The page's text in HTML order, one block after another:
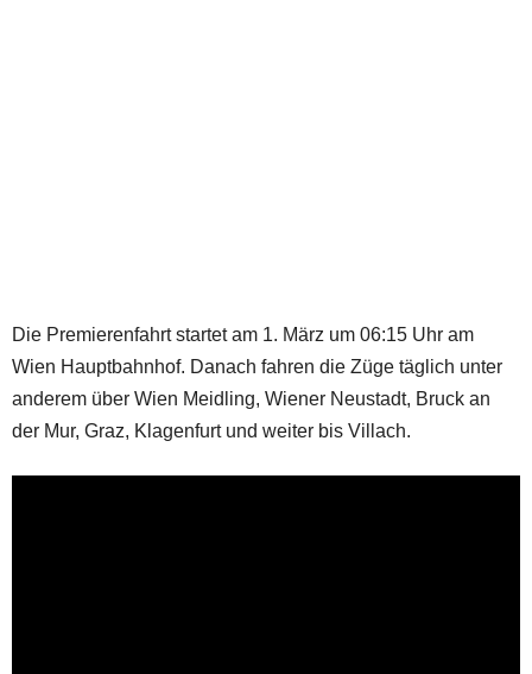
Die Premierenfahrt startet am 1. März um 06:15 Uhr am
Wien Hauptbahnhof. Danach fahren die Züge täglich unter
anderem über Wien Meidling, Wiener Neustadt, Bruck an
der Mur, Graz, Klagenfurt und weiter bis Villach.